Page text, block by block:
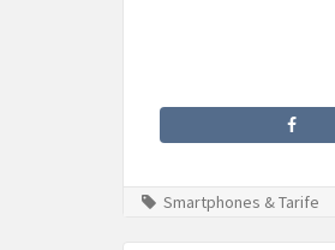
Smartphones & Tarife